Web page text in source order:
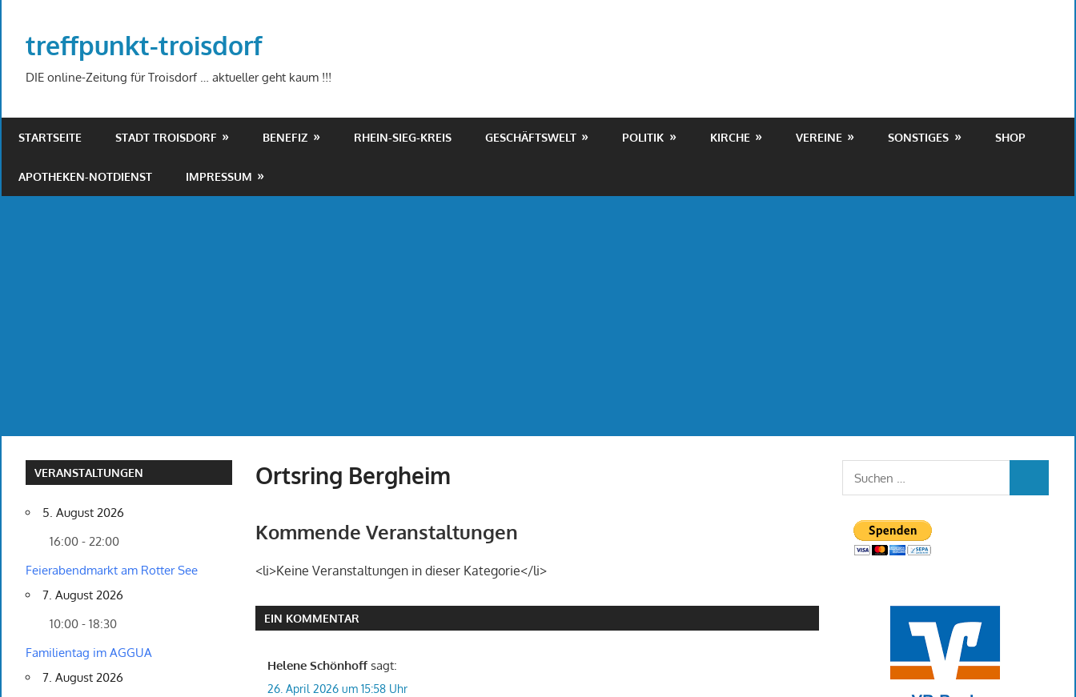
springen
treffpunkt-troisdorf
DIE online-Zeitung für Troisdorf … aktueller geht kaum !!!
STARTSEITE STADT TROISDORF BENEFIZ RHEIN-SIEG-KREIS GESCHÄFTSWELT POLITIK KIRCHE VEREINE SONSTIGES SHOP
APOTHEKEN-NOTDIENST IMPRESSUM
Ortsring Bergheim
Kommende Veranstaltungen
<li>Keine Veranstaltungen in dieser Kategorie</li>
EIN KOMMENTAR
Helene Schönhoff sagt:
26. April 2026 um 15:58 Uhr
VERANSTALTUNGEN
5. August 2026
16:00 - 22:00
Feierabendmarkt am Rotter See
7. August 2026
10:00 - 18:30
Familientag im AGGUA
7. August 2026